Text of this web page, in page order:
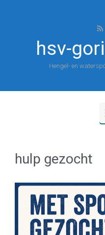
hsv-
Hengel- en
hulp gezocht